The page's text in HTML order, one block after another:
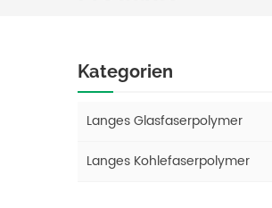
Kategorien
Langes Glasfaserpolymer
Langes Kohlefaserpolymer